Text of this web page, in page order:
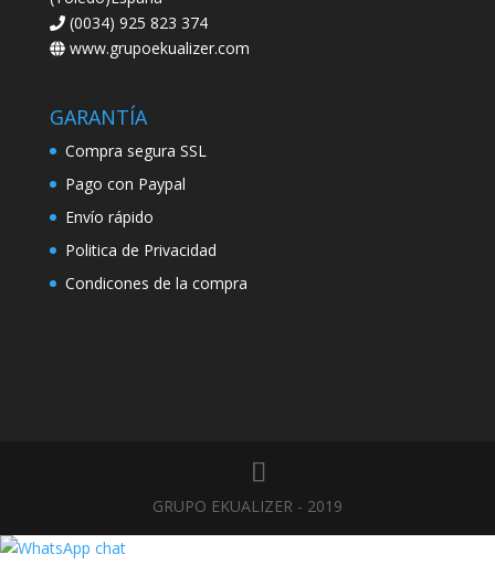
(0034) 925 823 374
www.grupoekualizer.com
GARANTÍA
Compra segura SSL
Pago con Paypal
Envío rápido
Politica de Privacidad
Condicones de la compra
GRUPO EKUALIZER - 2019